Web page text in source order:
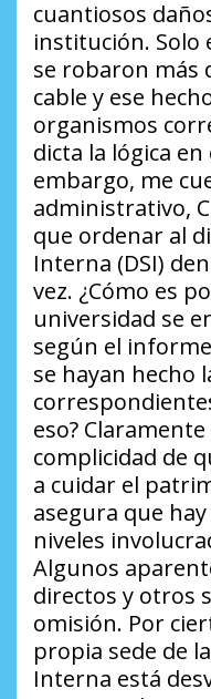
cuantiosos
institución. Solo
se robaron más
cable y ese
organismos
dicta la lógica
embargo, me
administrativo,
que ordenar al
Interna (DSI)
vez. ¿Cómo es
universidad se
según el
se hayan hecho
eso?
complicidad de
a cuidar el
asegura que
niveles
Algunos
directos y otros
omisión. Por
propia sede de
Interna está